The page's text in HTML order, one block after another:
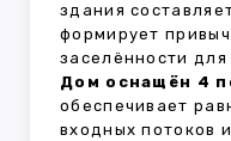
здания
формирует
заселённости для
Дом оснащён 4
обеспечивает
входных потоков